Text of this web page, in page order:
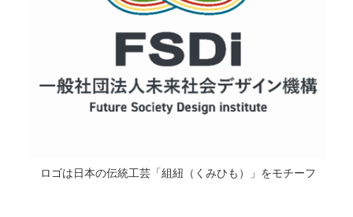
ロゴは日本の伝統工芸「組紐（くみひも）」をモチーフ